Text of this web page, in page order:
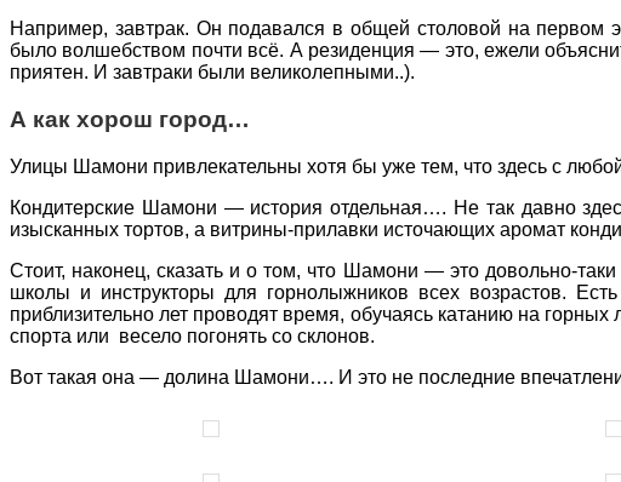
Например, завтрак. Он подавался в общей столовой на
было волшебством почти всё. А резиденция — это, ежели
приятен. И завтраки были великолепными..).
А как хорош город…
Улицы Шамони привлекательны хотя бы уже тем, что здесь с
Кондитерские Шамони — история отдельная…. Не так давно
изысканных тортов, а витрины-прилавки источающих аромат
Стоит, наконец, сказать и о том, что Шамони — это довольно-
школы и инструкторы для горнолыжников всех возрастов.
приблизительно лет проводят время, обучаясь катанию на
спорта или весело погонять со склонов.
Вот такая она — долина Шамони…. И это не последние